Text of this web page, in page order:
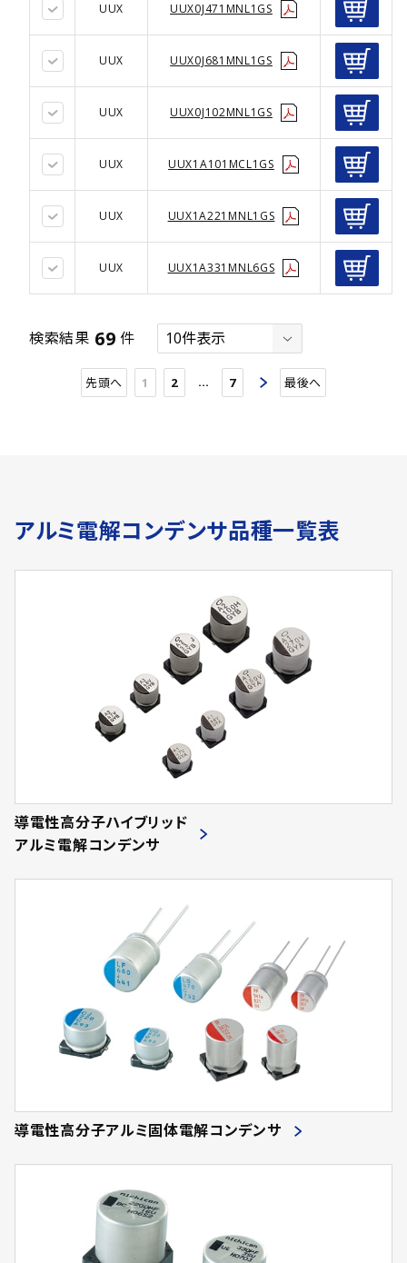
UUX UUX0J471MNL1GS
UUX UUX0J681MNL1GS
UUX UUX0J102MNL1GS
UUX UUX1A101MCL1GS
UUX UUX1A221MNL1GS
UUX UUX1A331MNL6GS
検索結果 69 件
先頭へ 1 2 … 7 最後へ
アルミ電解コンデンサ品種一覧表
導電性高分子ハイブリッド
アルミ電解コンデンサ
導電性高分子アルミ固体電解コンデンサ